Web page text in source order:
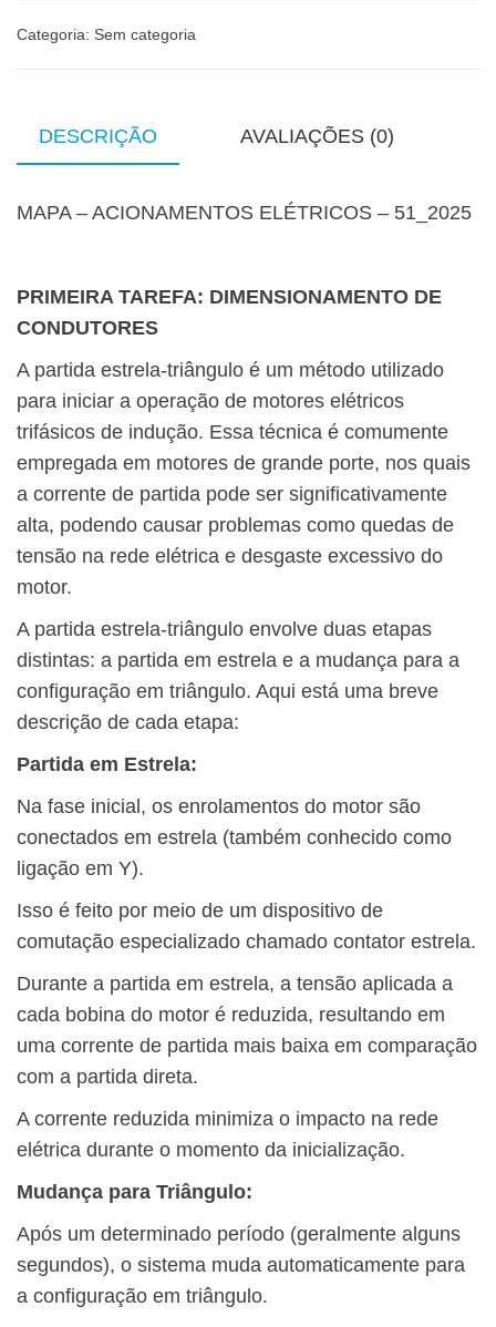
Categoria: Sem categoria
DESCRIÇÃO AVALIAÇÕES (0)
MAPA – ACIONAMENTOS ELÉTRICOS – 51_2025
PRIMEIRA TAREFA: DIMENSIONAMENTO DE
CONDUTORES
A partida estrela-triângulo é um método utilizado
para iniciar a operação de motores elétricos
trifásicos de indução. Essa técnica é comumente
empregada em motores de grande porte, nos quais
a corrente de partida pode ser significativamente
alta, podendo causar problemas como quedas de
tensão na rede elétrica e desgaste excessivo do
motor.
A partida estrela-triângulo envolve duas etapas
distintas: a partida em estrela e a mudança para a
configuração em triângulo. Aqui está uma breve
descrição de cada etapa:
Partida em Estrela:
Na fase inicial, os enrolamentos do motor são
conectados em estrela (também conhecido como
ligação em Y).
Isso é feito por meio de um dispositivo de
comutação especializado chamado contator estrela.
Durante a partida em estrela, a tensão aplicada a
cada bobina do motor é reduzida, resultando em
uma corrente de partida mais baixa em comparação
com a partida direta.
A corrente reduzida minimiza o impacto na rede
elétrica durante o momento da inicialização.
Mudança para Triângulo:
Após um determinado período (geralmente alguns
segundos), o sistema muda automaticamente para
a configuração em triângulo.